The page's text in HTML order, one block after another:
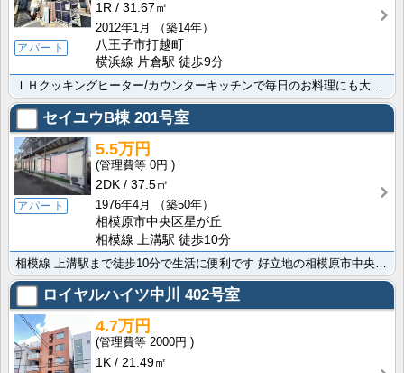
アパート
1R
31.67㎡
2012年1月
（築14年）
八王子市打越町
横浜線 片倉駅 徒歩9分
ＩＨクッキングヒーター/カウンターキッチンで毎日のお料理にも大変便利です 横浜線 片倉駅/京王高尾線･･･
セイユウB棟 201号室
アパート
5.5万円
0円
2DK
37.5㎡
1976年4月
（築50年）
相模原市中央区星が丘
相模線 上溝駅 徒歩10分
ロイヤルハイツ中川 402号室
4.7万円
2000円
1K
21.49㎡